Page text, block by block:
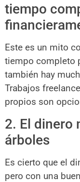
tiempo
Este es un mito
tiempo completo
también hay
Trabajos
propios son
2. El dinero
árboles
Es cierto que el
pero con una